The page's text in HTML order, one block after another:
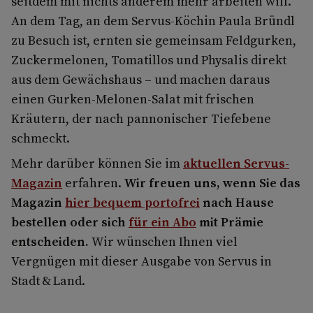
An dem Tag, an dem Servus-Köchin Paula Bründl
zu Besuch ist, ernten sie gemeinsam Feldgurken,
Zuckermelonen, Tomatillos und Physalis direkt
aus dem Gewächshaus – und machen daraus
einen Gurken-Melonen-Salat mit frischen
Kräutern, der nach pannonischer Tiefebene
schmeckt.
Mehr darüber können Sie im aktuellen Servus-
Magazin erfahren. Wir freuen uns, wenn Sie das
Magazin hier bequem portofrei nach Hause
bestellen oder sich für ein Abo mit Prämie
entscheiden. Wir wünschen Ihnen viel
Vergnügen mit dieser Ausgabe von Servus in
Stadt & Land.